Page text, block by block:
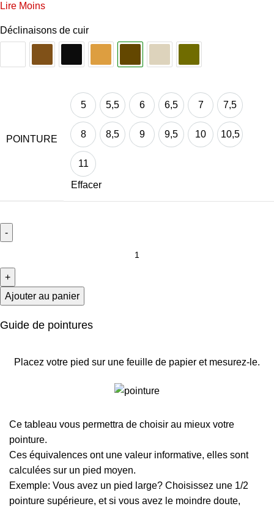
Lire Moins
Déclinaisons de cuir
POINTURE
5
5
5,5
5,5
6
6
6,5
6,5
7
7
7,5
7,5
8
8
8,5
8,5
9
9
9,5
9,5
10
10
10,5
10,5
11
11
Effacer
Ajouter au panier
Guide de pointures
Placez votre pied sur une feuille de papier et mesurez-le.
Ce tableau vous permettra de choisir au mieux votre
pointure.
Ces équivalences ont une valeur informative, elles sont
calculées sur un pied moyen.
Exemple: Vous avez un pied large? Choisissez une 1/2
pointure supérieure, et si vous avez le moindre doute,